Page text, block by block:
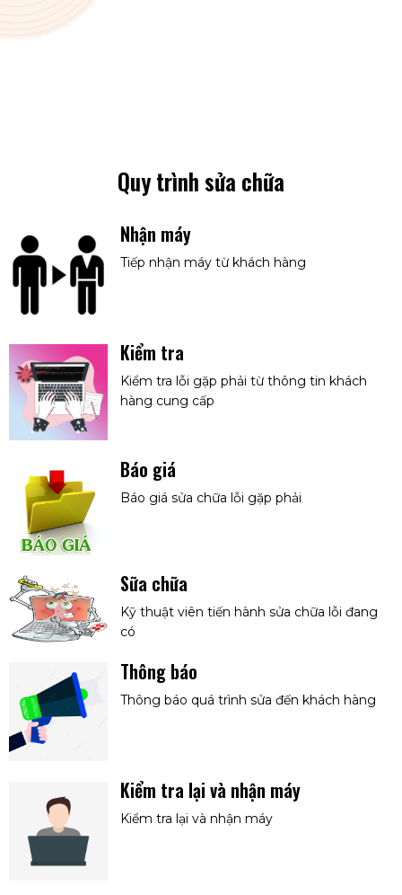
Quy trình sửa chữa
Nhận máy
Tiếp nhận máy từ khách hàng
Kiểm tra
Kiểm tra lỗi gặp phải từ thông tin khách
hàng cung cấp
Báo giá
Báo giá sửa chữa lỗi gặp phải
Sữa chữa
Kỹ thuật viên tiến hành sửa chữa lỗi đang
có
Thông báo
Thông báo quá trình sửa đến khách hàng
Kiểm tra lại và nhận máy
Kiểm tra lại và nhận máy